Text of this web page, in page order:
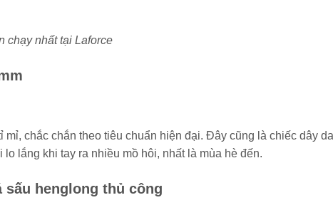
chạy nhất tại Laforce
mỉ, chắc chắn theo tiêu chuẩn hiện đại. Đây cũng là chiếc dây
lắng khi tay ra nhiều mồ hôi, nhất là mùa hè đến.
sấu henglong thủ công